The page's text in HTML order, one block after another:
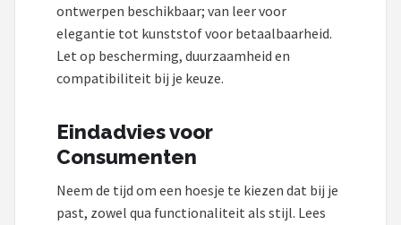
ontwerpen beschikbaar; van leer voor
elegantie tot kunststof voor betaalbaarheid.
Let op bescherming, duurzaamheid en
compatibiliteit bij je keuze.
Eindadvies voor
Consumenten
Neem de tijd om een hoesje te kiezen dat bij je
past, zowel qua functionaliteit als stijl. Lees